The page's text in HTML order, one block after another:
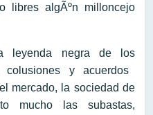
libres algÃºn milloncejo
leyenda negra de los
y acuerdos
mercado, la sociedad de
mucho las subastas,